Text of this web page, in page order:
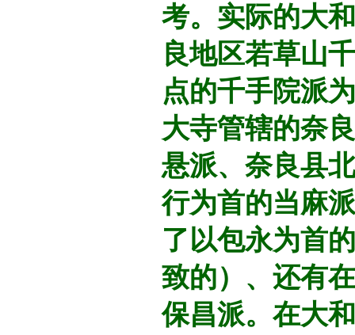
考。 实际的大
良地区若草山
点的千手院派
大寺管辖的奈
悬派、奈良县
行为首的当麻
了以包永为首
致的）、还有
保昌派。在大